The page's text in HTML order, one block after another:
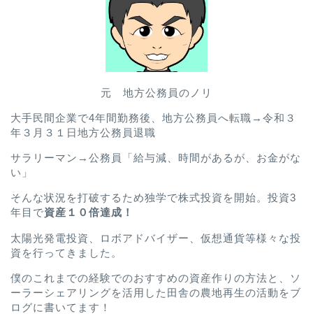
元 地方公務員のノリ
大手民間企業で4年間勤務後、地方公務員へ転職→令和３
年３月３１日地方公務員退職
サラリーマン→公務員「給与減、時間があるが、お金がな
い」
そんな状況を打破するため独学で株式投資を開始。投資3
年目で資産１０倍達成！
太陽光発電投資、ロボアドバイザー、仮想通貨等様々な投
資を行ってきました。
僕のこれまでの経験でのおすすめの資産作りの方法と、ソ
ーラーシェアリングを活用した田舎の農地再生の活動をブ
ログに書いてます！